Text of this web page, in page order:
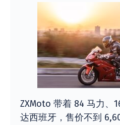
ZXMoto 带着 84 马力、
达西班牙，售价不到